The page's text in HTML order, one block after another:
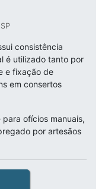
consistência
é utilizado tanto por
e fixação de
em consertos
ofícios manuais,
por artesãos